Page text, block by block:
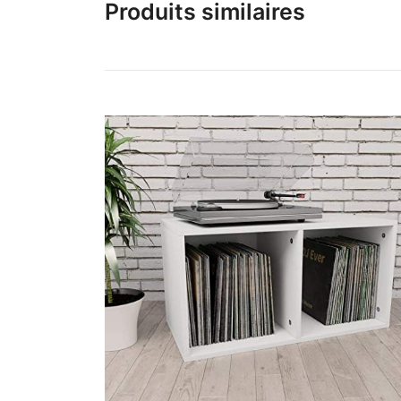
Produits similaires